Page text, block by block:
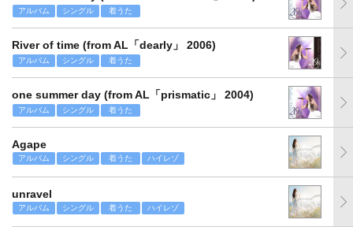
アルバム シングル 着うた
River of time (from AL「dearly」 2006)
アルバム シングル 着うた
one summer day (from AL「prismatic」 2004)
アルバム シングル 着うた
Agape
アルバム シングル 着うた ハイレゾ
unravel
アルバム シングル 着うた ハイレゾ